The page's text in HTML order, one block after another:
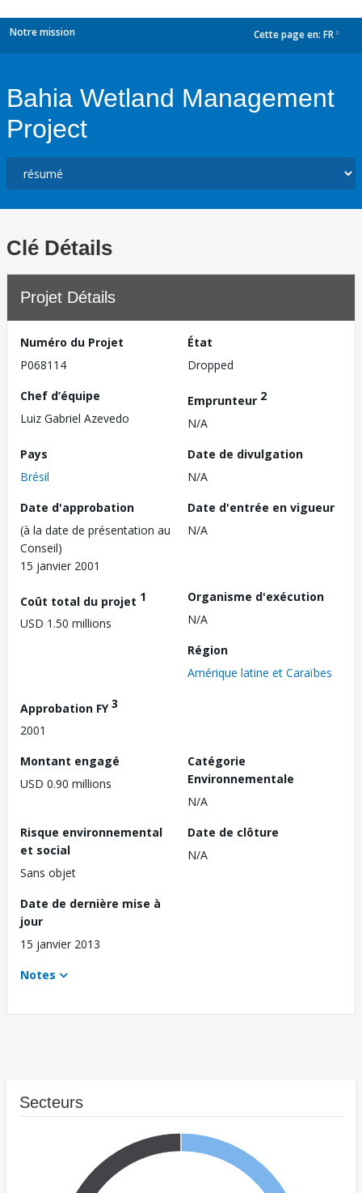
Notre mission Cette page en: FR
Bahia Wetland Management
Project
Clé Détails
Projet Détails
Numéro du Projet
P068114
État
Dropped
Chef d’équipe
Luiz Gabriel Azevedo
Emprunteur 2
N/A
Pays
Brésil
Date de divulgation
N/A
Date d'approbation
(à la date de présentation au
Conseil)
15 janvier 2001
Date d'entrée en vigueur
N/A
Coût total du projet 1
USD 1.50 millions
Organisme d'exécution
N/A
Région
Amérique latine et Caraïbes
Approbation FY3
2001
Montant engagé
USD 0.90 millions
Catégorie
Environnementale
N/A
Risque environnemental
et social
Sans objet
Date de clôture
N/A
Date de dernière mise à
jour
15 janvier 2013
Notes
Secteurs